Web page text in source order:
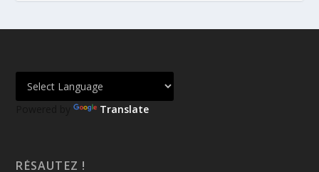
Powered by Translate
RÉSAUTEZ !